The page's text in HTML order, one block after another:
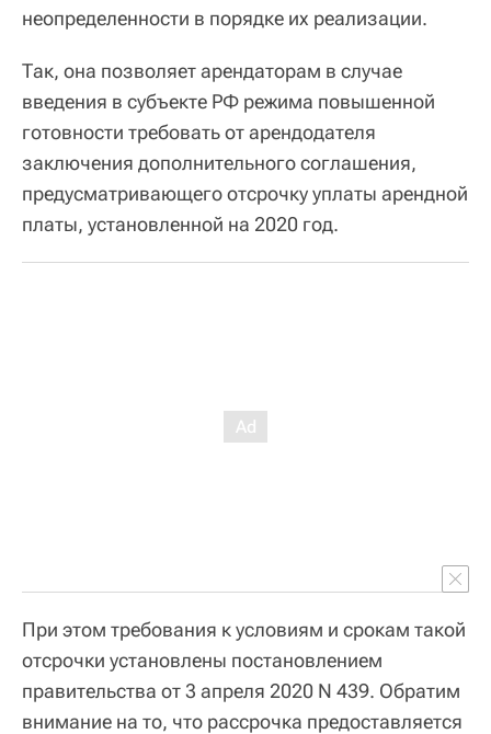
неопределенности в порядке их реализации.
Так, она позволяет арендаторам в случае
введения в субъекте РФ режима повышенной
готовности требовать от арендодателя
заключения дополнительного соглашения,
предусматривающего отсрочку уплаты арендной
платы, установленной на 2020 год.
При этом требования к условиям и срокам такой
отсрочки установлены постановлением
правительства от 3 апреля 2020 N 439. Обратим
внимание на то, что рассрочка предоставляется